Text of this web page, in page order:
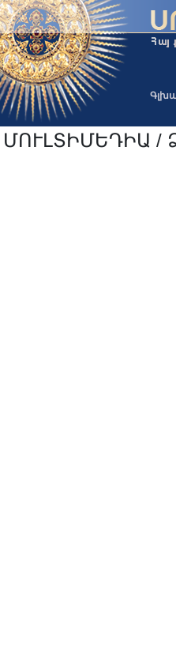
ՄՈՒԼՏԻՄԵԴԻԱ /